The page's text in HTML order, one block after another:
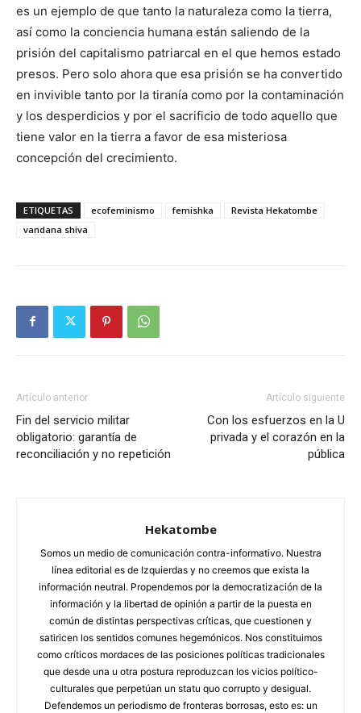
es un ejemplo de que tanto la naturaleza como la tierra,
así como la conciencia humana están saliendo de la
prisión del capitalismo patriarcal en el que hemos estado
presos. Pero solo ahora que esa prisión se ha convertido
en invivible tanto por la tiranía como por la contaminación
y los desperdicios y por el sacrificio de todo aquello que
tiene valor en la tierra a favor de esa misteriosa
concepción del crecimiento.
ETIQUETAS ecofeminismo femishka
Revista Hekatombe
vandana shiva
Artículo anterior
Fin del servicio militar
obligatorio: garantía de
reconciliación y no repetición
Artículo siguiente
Con los esfuerzos en la U
privada y el corazón en la
pública
Hekatombe
Somos un medio de comunicación contra-informativo. Nuestra
línea editorial es de Izquierdas y no creemos que exista la
información neutral. Propendemos por la democratización de la
información y la libertad de opinión a partir de la puesta en
común de distintas perspectivas críticas, que cuestionen y
satiricen los sentidos comunes hegemónicos. Nos constituimos
como críticos mordaces de las posiciones políticas tradicionales
que desde una u otra postura reproduzcan los vicios político-
culturales que perpetúan un statu quo corrupto y desigual.
Defendemos un periodismo de fronteras borrosas, esto es: un